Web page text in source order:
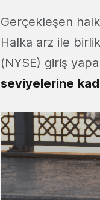
Gerçekleşen
Halka arz ile
(NYSE) giriş
seviyelerine